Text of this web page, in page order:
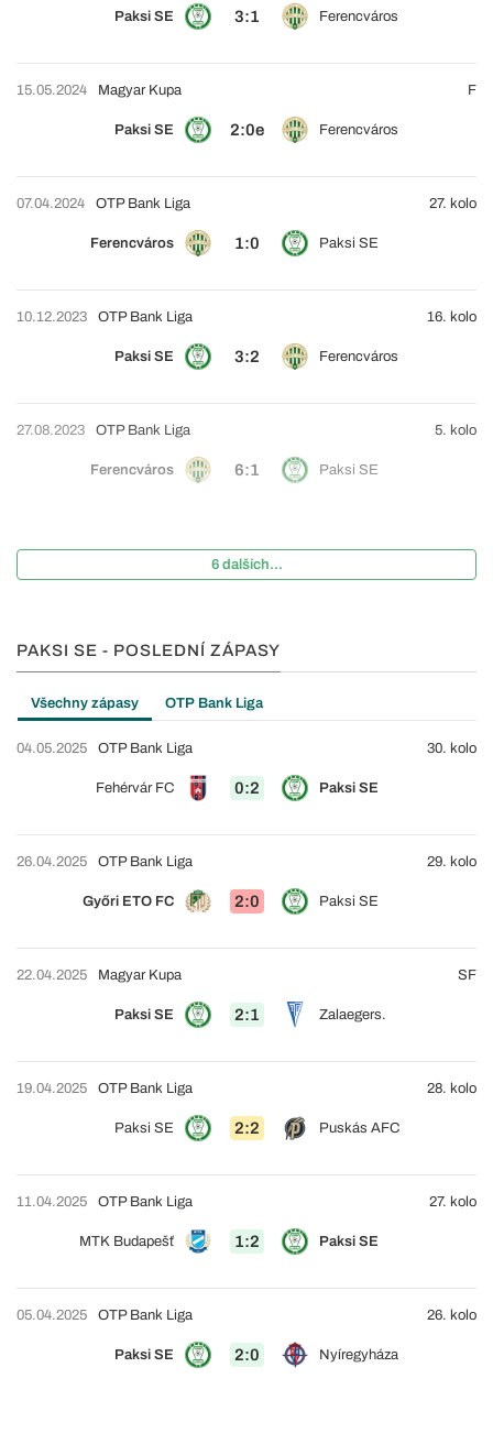
Paksi SE 3:1 Ferencváros
15.05.2024
Paksi SE 2:0e Ferencváros
Magyar Kupa F
07.04.2024
Ferencváros 1:0 Paksi SE
OTP Bank Liga 27. kolo
10.12.2023
Paksi SE 3:2 Ferencváros
OTP Bank Liga 16. kolo
27.08.2023
Ferencváros 6:1 Paksi SE
OTP Bank Liga 5. kolo
6 dalších...
PAKSI SE - POSLEDNÍ ZÁPASY
Všechny zápasy OTP Bank Liga
04.05.2025
Fehérvár FC 0:2 Paksi SE
OTP Bank Liga 30. kolo
26.04.2025
Győri ETO FC 2:0 Paksi SE
OTP Bank Liga 29. kolo
22.04.2025
Paksi SE 2:1 Zalaegers.
Magyar Kupa SF
19.04.2025
Paksi SE 2:2 Puskás AFC
OTP Bank Liga 28. kolo
11.04.2025
MTK Budapešť 1:2 Paksi SE
OTP Bank Liga 27. kolo
05.04.2025
Paksi SE 2:0 Nyíregyháza
OTP Bank Liga 26. kolo